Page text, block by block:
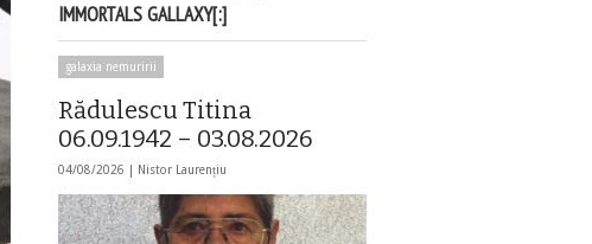
IMMORTALS GALLAXY[:]
galaxia nemuririi
Rădulescu Titina
06.09.1942 – 03.08.2026
04/08/2026 | Nistor Laurențiu